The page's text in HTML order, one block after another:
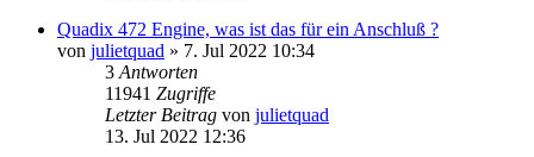
Quadix 472 Engine, was ist das für ein Anschluß ?
von julietquad » 7. Jul 2022 10:34
3 Antworten
11941 Zugriffe
Letzter Beitrag von julietquad
13. Jul 2022 12:36